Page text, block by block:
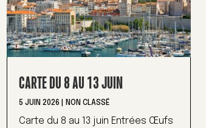
CARTE DU 8 AU 13 JUIN
5 JUIN 2026 NON CLASSÉ
Carte du 8 au 13 juin Entrées Œufs